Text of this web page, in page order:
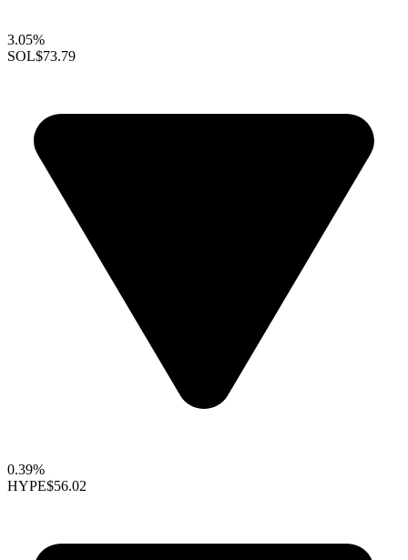
3.05%
SOL$73.79
0.39%
HYPE$56.02